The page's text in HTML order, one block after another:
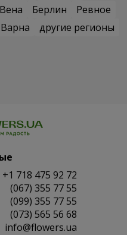
Вена Берлин
Ревное
Варна
другие регионы
+1 718 475 92 72
(067) 355 77 55
(099) 355 77 55
(073) 565 56 68
info@flowers.ua